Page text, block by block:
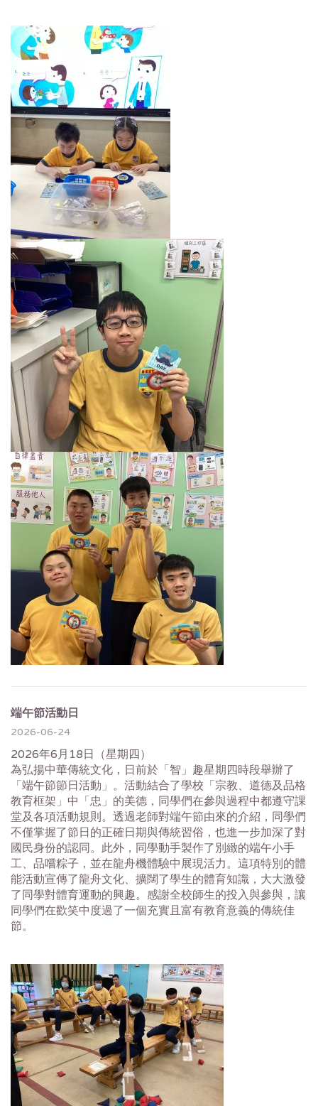
端午節活動日
2026-06-24
2026年6月18日（星期四）
為弘揚中華傳統文化，日前於「智」趣星期四時段舉辦了
「端午節節日活動」。活動結合了學校「宗教、道德及品格
教育框架」中「忠」的美德，同學們在參與過程中都遵守課
堂及各項活動規則。透過老師對端午節由來的介紹，同學們
不僅掌握了節日的正確日期與傳統習俗，也進一步加深了對
國民身份的認同。此外，同學動手製作了別緻的端午小手
工、品嚐粽子，並在龍舟機體驗中展現活力。這項特別的體
能活動宣傳了龍舟文化、擴闊了學生的體育知識，大大激發
了同學對體育運動的興趣。感謝全校師生的投入與參與，讓
同學們在歡笑中度過了一個充實且富有教育意義的傳統佳
節。